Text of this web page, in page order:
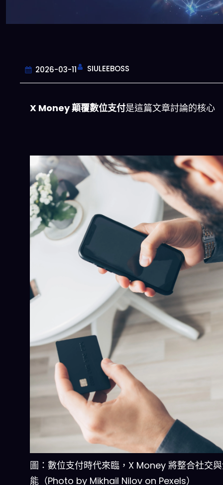
2026-03-11 SIULEEBOSS
X Money 顛覆數位支付是這篇文章討論的核心
圖：數位支付時代來臨，X Money 將整合社交
能（Photo by Mikhail Nilov on Pexels）